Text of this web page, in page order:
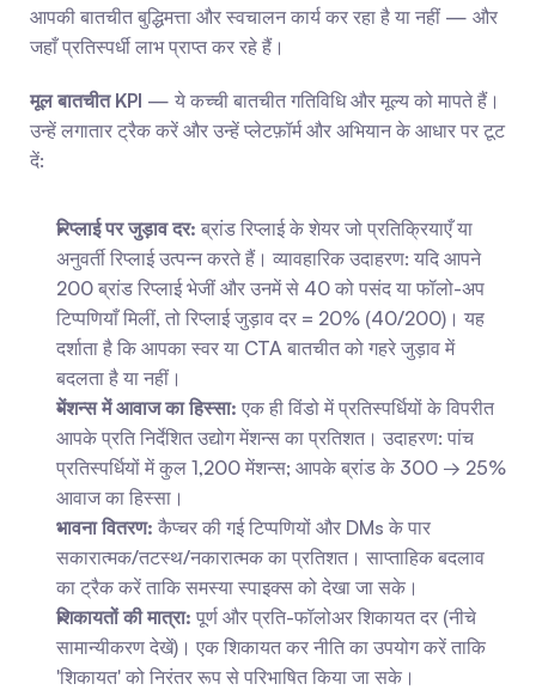
आपकी बातचीत बुद्धिमत्ता और स्वचालन कार्य कर रहा है या नहीं — और
जहाँ प्रतिस्पर्धी लाभ प्राप्त कर रहे हैं।
मूल बातचीत KPI — ये कच्ची बातचीत गतिविधि और मूल्य को मापते हैं।
उन्हें लगातार ट्रैक करें और उन्हें प्लेटफ़ॉर्म और अभियान के आधार पर टूट
दें:
रिप्लाई पर जुड़ाव दर: ब्रांड रिप्लाई के शेयर जो प्रतिक्रियाएँ या
अनुवर्ती रिप्लाई उत्पन्न करते हैं। व्यावहारिक उदाहरण: यदि आपने
200 ब्रांड रिप्लाई भेजीं और उनमें से 40 को पसंद या फॉलो-अप
टिप्पणियाँ मिलीं, तो रिप्लाई जुड़ाव दर = 20% (40/200)। यह
दर्शाता है कि आपका स्वर या CTA बातचीत को गहरे जुड़ाव में
बदलता है या नहीं।
मेंशन्स में आवाज का हिस्सा: एक ही विंडो में प्रतिस्पर्धियों के विपरीत
आपके प्रति निर्देशित उद्योग मेंशन्स का प्रतिशत। उदाहरण: पांच
प्रतिस्पर्धियों में कुल 1,200 मेंशन्स; आपके ब्रांड के 300 → 25%
आवाज का हिस्सा।
भावना वितरण: कैप्चर की गई टिप्पणियों और DMs के पार
सकारात्मक/तटस्थ/नकारात्मक का प्रतिशत। साप्ताहिक बदलाव
का ट्रैक करें ताकि समस्या स्पाइक्स को देखा जा सके।
शिकायतों की मात्रा: पूर्ण और प्रति-फॉलोअर शिकायत दर (नीचे
सामान्यीकरण देखें)। एक शिकायत कर नीति का उपयोग करें ताकि
'शिकायत' को निरंतर रूप से परिभाषित किया जा सके।